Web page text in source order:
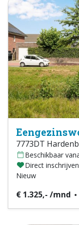
7773DT
Beschikbaar
Direct
Nieuw
€ 1.325,- /mnd